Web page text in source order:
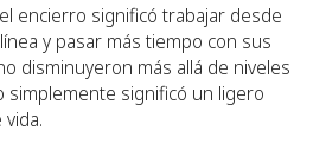
encierro significó trabajar desde
y pasar más tiempo con sus
disminuyeron más allá de niveles
simplemente significó un ligero